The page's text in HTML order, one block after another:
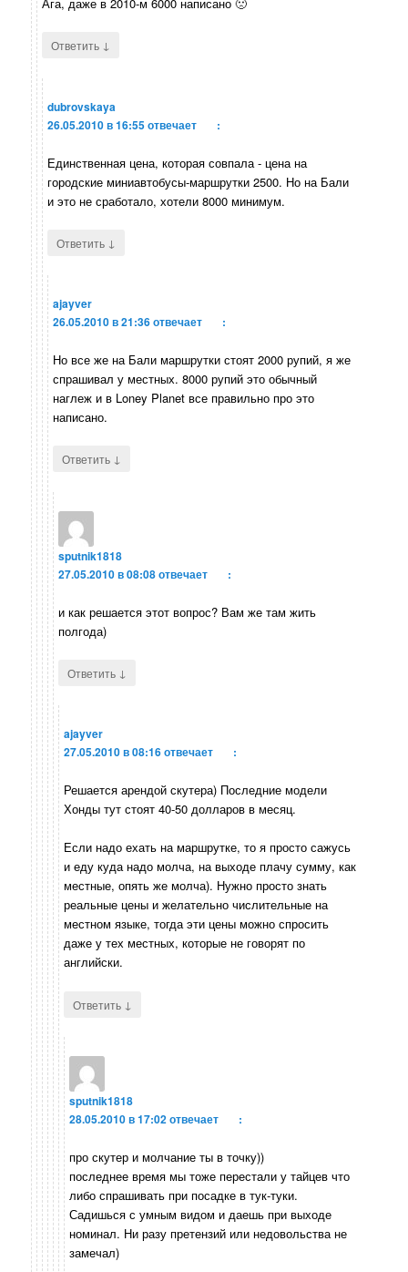
Ага, даже в 2010-м 6000 написано 🙁
Ответить ↓
dubrovskaya
26.05.2010 в 16:55отвечает :
Единственная цена, которая совпала - цена на
городские миниавтобусы-маршрутки 2500. Но на Бали
и это не сработало, хотели 8000 минимум.
Ответить ↓
ajayver
26.05.2010 в 21:36отвечает :
Но все же на Бали маршрутки стоят 2000 рупий, я же
спрашивал у местных. 8000 рупий это обычный
наглеж и в Loney Planet все правильно про это
написано.
Ответить ↓
sputnik1818
27.05.2010 в 08:08отвечает :
и как решается этот вопрос? Вам же там жить
полгода)
Ответить ↓
ajayver
27.05.2010 в 08:16отвечает :
Решается арендой скутера) Последние модели
Хонды тут стоят 40-50 долларов в месяц.
Если надо ехать на маршрутке, то я просто сажусь
и еду куда надо молча, на выходе плачу сумму, как
местные, опять же молча). Нужно просто знать
реальные цены и желательно числительные на
местном языке, тогда эти цены можно спросить
даже у тех местных, которые не говорят по
английски.
Ответить ↓
sputnik1818
28.05.2010 в 17:02отвечает :
про скутер и молчание ты в точку))
последнее время мы тоже перестали у тайцев что
либо спрашивать при посадке в тук-туки.
Садишься с умным видом и даешь при выходе
номинал. Ни разу претензий или недовольства не
замечал)